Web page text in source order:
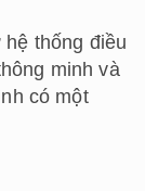
thống điều
minh và
có một